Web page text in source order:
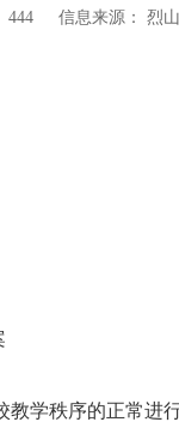
444 信息来源： 烈
学秩序的正常进